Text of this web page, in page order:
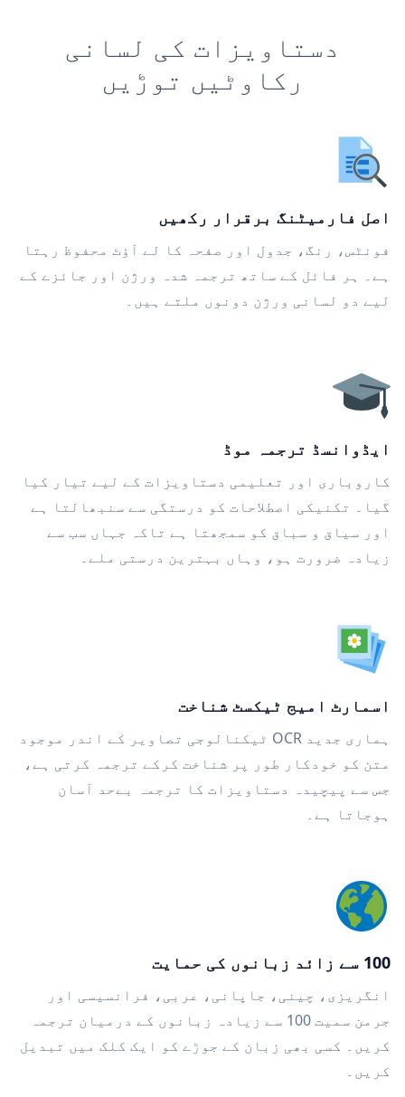
دستاویزات کی لسانی
رکاوٹیں توڑیں
اصل فارمیٹنگ برقرار رکھیں
فونٹس، رنگ، جدول اور صفحہ کا لے آؤٹ محفوظ رہتا
ہے۔ ہر فائل کے ساتھ ترجمہ شدہ ورژن اور جائزے کے
لیے دو لسانی ورژن دونوں ملتے ہیں۔
ایڈوانسڈ ترجمہ موڈ
کاروباری اور تعلیمی دستاویزات کے لیے تیار کیا
گیا۔ تکنیکی اصطلاحات کو درستگی سے سنبھالتا ہے
اور سیاق و سباق کو سمجھتا ہے تاکہ جہاں سب سے
زیادہ ضرورت ہو، وہاں بہترین درستی ملے۔
اسمارٹ امیج ٹیکسٹ شناخت
ہماری جدید OCR ٹیکنالوجی تصاویر کے اندر موجود
متن کو خودکار طور پر شناخت کرکے ترجمہ کرتی ہے،
جس سے پیچیدہ دستاویزات کا ترجمہ بےحد آسان
ہوجاتا ہے۔
100 سے زائد زبانوں کی حمایت
انگریزی، چینی، جاپانی، عربی، فرانسیسی اور
جرمن سمیت 100 سے زیادہ زبانوں کے درمیان ترجمہ
کریں۔ کسی بھی زبان کے جوڑے کو ایک کلک میں تبدیل
کریں۔